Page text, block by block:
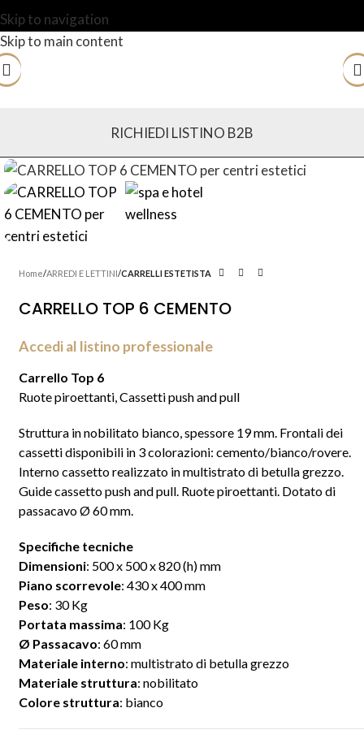
Skip to navigation
Skip to main content
RICHIEDI LISTINO B2B
Home ARREDI E LETTINI CARRELLI ESTETISTA
CARRELLO TOP 6 CEMENTO
Accedi al listino professionale
Carrello Top 6
Ruote piroettanti, Cassetti push and pull
Struttura in nobilitato bianco, spessore 19 mm. Frontali dei
cassetti disponibili in 3 colorazioni: cemento/bianco/rovere.
Interno cassetto realizzato in multistrato di betulla grezzo.
Guide cassetto push and pull. Ruote piroettanti. Dotato di
passacavo Ø 60 mm.
Specifiche tecniche
Dimensioni: 500 x 500 x 820 (h) mm
Piano scorrevole: 430 x 400 mm
Peso: 30 Kg
Portata massima: 100 Kg
Ø Passacavo: 60 mm
Materiale interno: multistrato di betulla grezzo
Materiale struttura: nobilitato
Colore struttura: bianco